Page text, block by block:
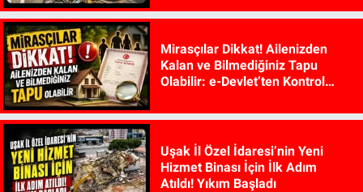
Mirasçılar Dikkat! Ailenizden
Kalan ve Bilmediğiniz Tapu
Olabilir: e-Devlet’ten Kontrol
Uşak İl Özel İdaresi’nin Yeni
Hizmet Binası İçin İlk Adım
Atıldı! Yıkım Başladı